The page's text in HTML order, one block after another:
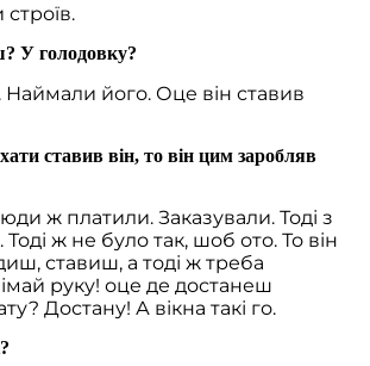
строїв.
У голодовку?
його. Оце він ставив
ставив він, то він цим заробляв
ж платили. Заказували. Тоді з
ж не було так, шоб ото. То він
ставиш, а тоді ж треба
руку! оце де достанеш
Достану! А вікна такі го.